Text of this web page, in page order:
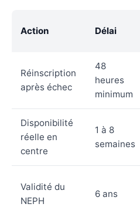
Action Délai
Réinscription
après échec
48
heures
minimum
Disponibilité
réelle en
centre
1 à 8
semaines
Validité du
NEPH
6 ans